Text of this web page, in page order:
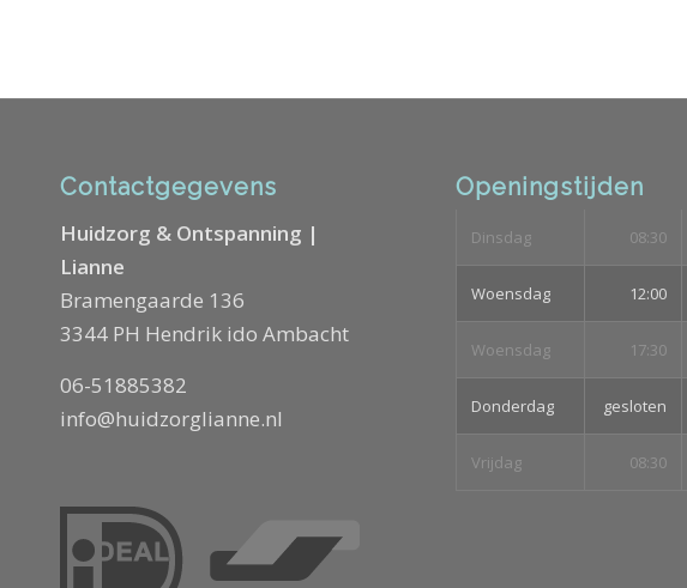
Contactgegevens
Huidzorg & Ontspanning |
Lianne
Bramengaarde 136
3344 PH Hendrik ido Ambacht
06-51885382
info@huidzorglianne.nl
Openingstijden
Dinsdag 08:30
Woensdag 12:00
Woensdag 17:30
Donderdag gesloten
Vrijdag 08:30